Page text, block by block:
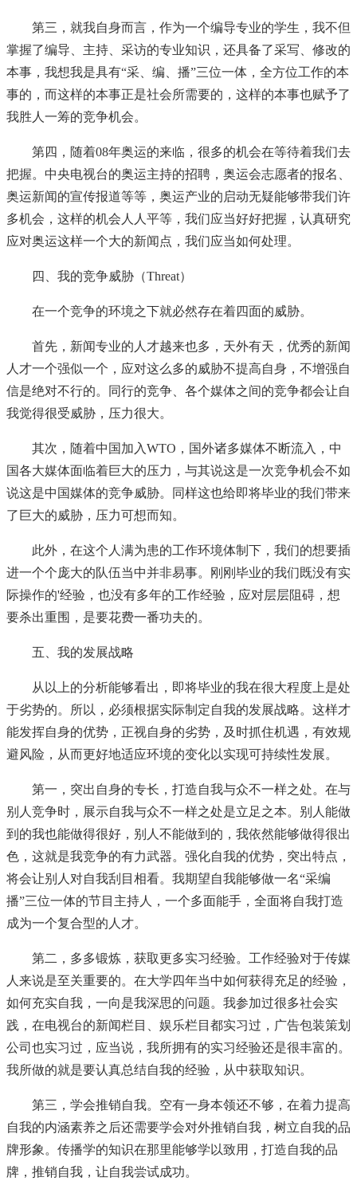
第三，就我自身而言，作为一个编导专业的学生，我不但
掌握了编导、主持、采访的专业知识，还具备了采写、修改的
本事，我想我是具有“采、编、播”三位一体，全方位工作的本
事的，而这样的本事正是社会所需要的，这样的本事也赋予了
我胜人一筹的竞争机会。
第四，随着08年奥运的来临，很多的机会在等待着我们去
把握。中央电视台的奥运主持的招聘，奥运会志愿者的报名、
奥运新闻的宣传报道等等，奥运产业的启动无疑能够带我们许
多机会，这样的机会人人平等，我们应当好好把握，认真研究
应对奥运这样一个大的新闻点，我们应当如何处理。
四、我的竞争威胁（Threat）
在一个竞争的环境之下就必然存在着四面的威胁。
首先，新闻专业的人才越来也多，天外有天，优秀的新闻
人才一个强似一个，应对这么多的威胁不提高自身，不增强自
信是绝对不行的。同行的竞争、各个媒体之间的竞争都会让自
我觉得很受威胁，压力很大。
其次，随着中国加入WTO，国外诸多媒体不断流入，中
国各大媒体面临着巨大的压力，与其说这是一次竞争机会不如
说这是中国媒体的竞争威胁。同样这也给即将毕业的我们带来
了巨大的威胁，压力可想而知。
此外，在这个人满为患的工作环境体制下，我们的想要插
进一个个庞大的队伍当中并非易事。刚刚毕业的我们既没有实
际操作的'经验，也没有多年的工作经验，应对层层阻碍，想
要杀出重围，是要花费一番功夫的。
五、我的发展战略
从以上的分析能够看出，即将毕业的我在很大程度上是处
于劣势的。所以，必须根据实际制定自我的发展战略。这样才
能发挥自身的优势，正视自身的劣势，及时抓住机遇，有效规
避风险，从而更好地适应环境的变化以实现可持续性发展。
第一，突出自身的专长，打造自我与众不一样之处。在与
别人竞争时，展示自我与众不一样之处是立足之本。别人能做
到的我也能做得很好，别人不能做到的，我依然能够做得很出
色，这就是我竞争的有力武器。强化自我的优势，突出特点，
将会让别人对自我刮目相看。我期望自我能够做一名“采编
播”三位一体的节目主持人，一个多面能手，全面将自我打造
成为一个复合型的人才。
第二，多多锻炼，获取更多实习经验。工作经验对于传媒
人来说是至关重要的。在大学四年当中如何获得充足的经验，
如何充实自我，一向是我深思的问题。我参加过很多社会实
践，在电视台的新闻栏目、娱乐栏目都实习过，广告包装策划
公司也实习过，应当说，我所拥有的实习经验还是很丰富的。
我所做的就是要认真总结自我的经验，从中获取知识。
第三，学会推销自我。空有一身本领还不够，在着力提高
自我的内涵素养之后还需要学会对外推销自我，树立自我的品
牌形象。传播学的知识在那里能够学以致用，打造自我的品
牌，推销自我，让自我尝试成功。